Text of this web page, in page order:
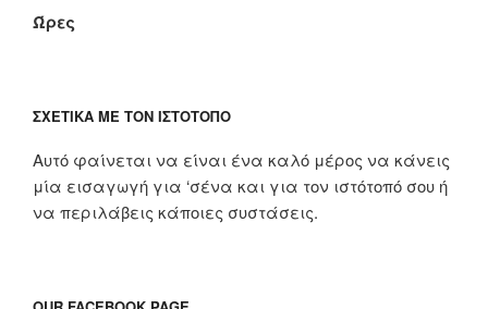
Ώρες
ΣΧΕΤΙΚΆ ΜΕ ΤΟΝ ΙΣΤΌΤΟΠΟ
Αυτό φαίνεται να είναι ένα καλό μέρος να κάνεις
μία εισαγωγή για ‘σένα και για τον ιστότοπό σου ή
να περιλάβεις κάποιες συστάσεις.